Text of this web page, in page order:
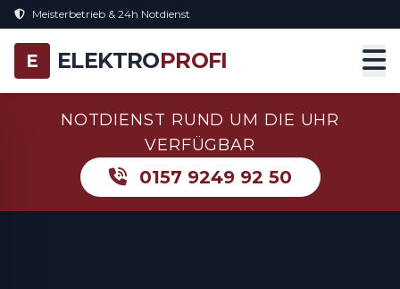
Meisterbetrieb & 24h Notdienst
E ELEKTROPROFI
NOTDIENST RUND UM DIE UHR
VERFÜGBAR
0157 9249 92 50